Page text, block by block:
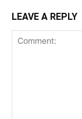
LEAVE A REPLY